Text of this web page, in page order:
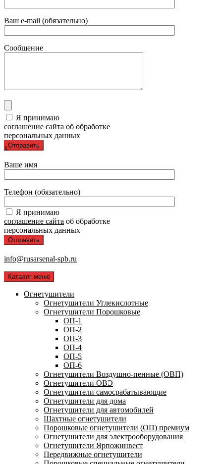
Ваш e-mail (обязательно)
Сообщение
Я принимаю
соглашение сайта об обработке
персональных данных
x
Ваше имя
Телефон (обязательно)
Я принимаю
соглашение сайта об обработке
персональных данных
info@rusarsenal-spb.ru
Каталог меню
Огнетушители
Огнетушители Углекислотные
Огнетушители Порошковые
ОП-1
ОП-2
ОП-3
ОП-4
ОП-5
ОП-6
Огнетушители Воздушно-пенные (ОВП)
Огнетушители ОВЭ
Огнетушители самосрабатывающие
Огнетушители для дома
Огнетушители для автомобилей
Шахтные огнетушители
Порошковые огнетушители (ОП) премиум
Огнетушители для электрооборудования
Огнетушители Ярпожинвест
Передвижные огнетушители